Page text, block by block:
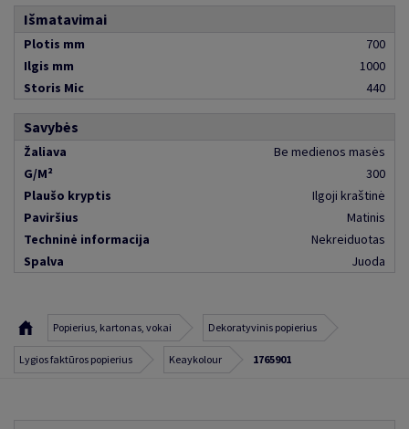
Išmatavimai
Plotis mm
700
Ilgis mm
1000
Storis Mic
440
Savybės
Žaliava
Be medienos masės
G/M²
300
Plaušo kryptis
Ilgoji kraštinė
Paviršius
Matinis
Techninė informacija
Nekreiduotas
Spalva
Juoda
Popierius, kartonas, vokai Dekoratyvinis popierius
Lygios faktūros popierius Keaykolour 1765901